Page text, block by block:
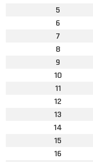
5
6
7
8
9
10
11
12
13
14
15
16